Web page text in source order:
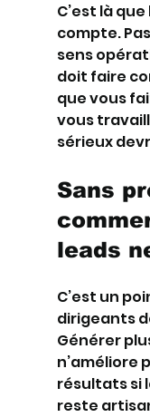
C’est là
compte.
sens
doit faire
que vous
vous
sérieux
Sans
leads
C’est un
dirigeants
Générer
n’améliore
résultats si
reste